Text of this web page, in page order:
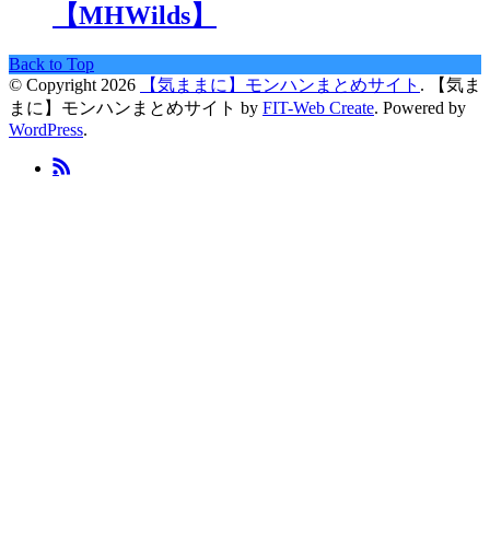
【MHWilds】
Back to Top
© Copyright 2026
【気ままに】モンハンまとめサイト .
【気ま
まに】モンハンまとめサイト by FIT-Web Create. Powered by
WordPress.